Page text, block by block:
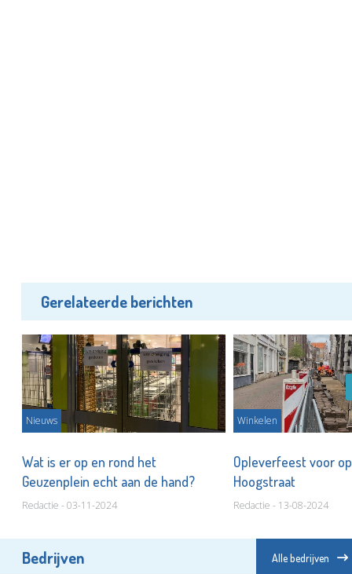
Gerelateerde berichten
Nieuws
Wat is er op en rond het
Geuzenplein echt aan de hand?
Redactie - 03-11-2024
Winkelen
Opleverfeest voor
Hoogstraat
Redactie - 13-08-2024
Bedrijven Alle bedrijven